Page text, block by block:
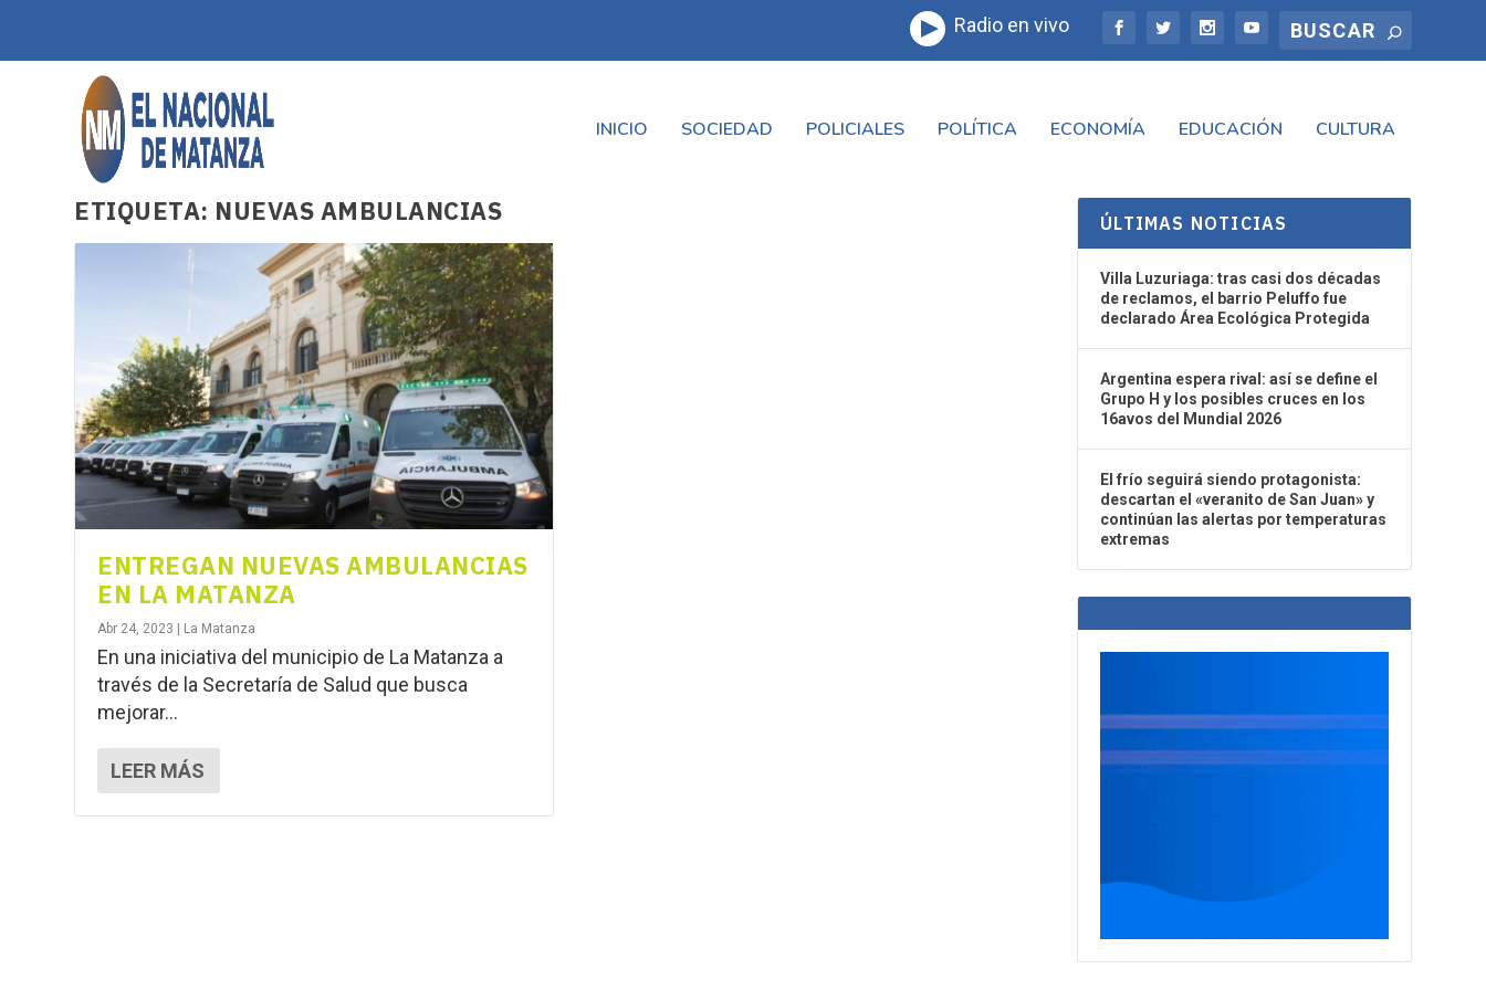
Radio en vivo
INICIO SOCIEDAD POLICIALES POLÍTICA ECONOMÍA EDUCACIÓN CULTURA
ETIQUETA: NUEVAS AMBULANCIAS
ENTREGAN NUEVAS AMBULANCIAS
EN LA MATANZA
Abr 24, 2023 | La Matanza
En una iniciativa del municipio de La Matanza a
través de la Secretaría de Salud que busca
mejorar...
LEER MÁS
ÚLTIMAS NOTICIAS
Villa Luzuriaga: tras casi dos décadas
de reclamos, el barrio Peluffo fue
declarado Área Ecológica Protegida
Argentina espera rival: así se define el
Grupo H y los posibles cruces en los
16avos del Mundial 2026
El frío seguirá siendo protagonista:
descartan el «veranito de San Juan» y
continúan las alertas por temperaturas
extremas